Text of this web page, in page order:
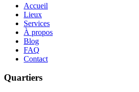
Accueil
Lieux
Services
À propos
Blog
FAQ
Contact
Quartiers